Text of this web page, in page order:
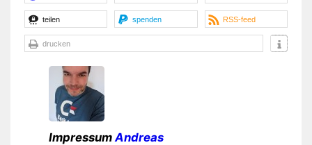
teilen spenden RSS-feed
drucken
Impressum Andreas